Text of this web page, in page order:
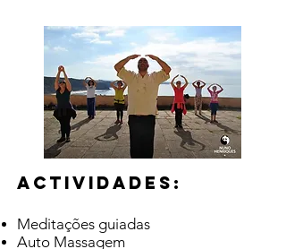
Actividades:
Meditações guiadas
Auto Massagem